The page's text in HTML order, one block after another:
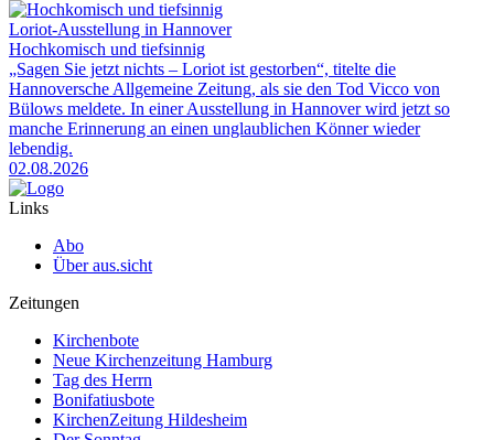
Loriot-Ausstellung in Hannover
Hochkomisch und tiefsinnig
„Sagen Sie jetzt nichts – Loriot ist gestorben“, titelte die
Hannoversche Allgemeine Zeitung, als sie den Tod Vicco von
Bülows meldete. In einer Ausstellung in Hannover wird jetzt so
manche Erinnerung an einen unglaublichen Könner wieder
lebendig.
02.08.2026
Links
Abo
Über aus.sicht
Zeitungen
Kirchenbote
Neue Kirchenzeitung Hamburg
Tag des Herrn
Bonifatiusbote
KirchenZeitung Hildesheim